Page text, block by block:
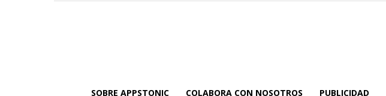
SOBRE APPSTONIC COLABORA CON NOSOTROS PUBLICIDAD